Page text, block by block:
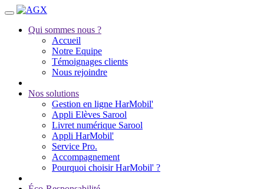
Qui sommes nous ?
Accueil
Notre Equipe
Témoignages clients
Nous rejoindre
Nos solutions
Gestion en ligne HarMobil'
Appli Elèves Sarool
Livret numérique Sarool
Appli HarMobil'
Service Pro.
Accompagnement
Pourquoi choisir HarMobil' ?